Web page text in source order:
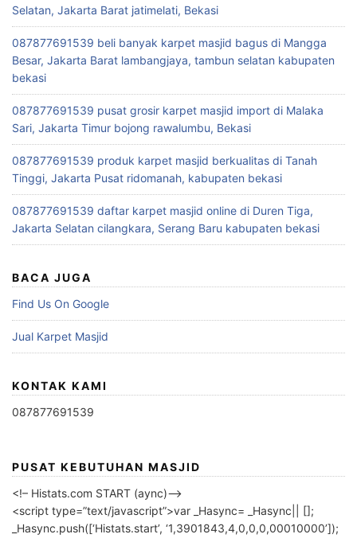
Selatan, Jakarta Barat jatimelati, Bekasi
087877691539 beli banyak karpet masjid bagus di Mangga
Besar, Jakarta Barat lambangjaya, tambun selatan kabupaten
bekasi
087877691539 pusat grosir karpet masjid import di Malaka
Sari, Jakarta Timur bojong rawalumbu, Bekasi
087877691539 produk karpet masjid berkualitas di Tanah
Tinggi, Jakarta Pusat ridomanah, kabupaten bekasi
087877691539 daftar karpet masjid online di Duren Tiga,
Jakarta Selatan cilangkara, Serang Baru kabupaten bekasi
BACA JUGA
Find Us On Google
Jual Karpet Masjid
KONTAK KAMI
087877691539
PUSAT KEBUTUHAN MASJID
<!– Histats.com START (aync)–>
<script type=”text/javascript”>var _Hasync= _Hasync|| [];
_Hasync.push([‘Histats.start’, ‘1,3901843,4,0,0,0,00010000’]);